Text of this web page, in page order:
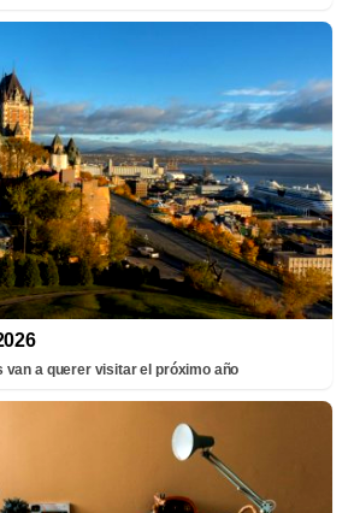
van a querer visitar el próximo año